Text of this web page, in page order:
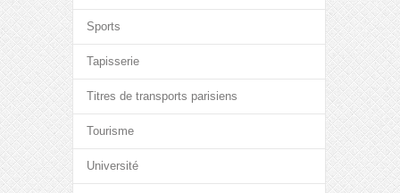
Sports
Tapisserie
Titres de transports parisiens
Tourisme
Université